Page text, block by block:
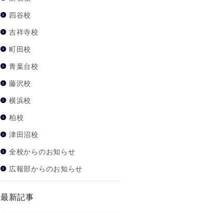
四谷校
吉祥寺校
町田校
青葉台校
藤沢校
横浜校
柏校
津田沼校
全校からのお知らせ
広報部からのお知らせ
最新記事